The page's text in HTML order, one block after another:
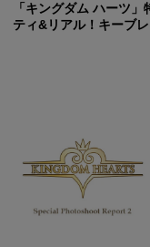
「キングダム ハーツ
ティ&リアル！キーブ